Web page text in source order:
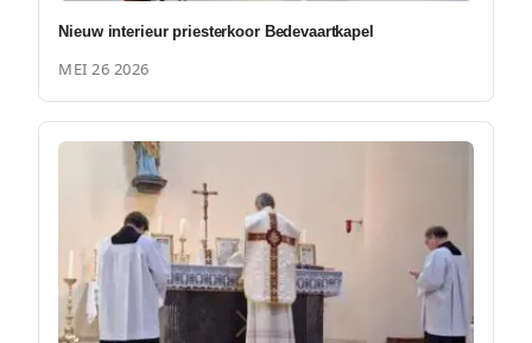
Nieuw interieur priesterkoor Bedevaartkapel
MEI 26 2026